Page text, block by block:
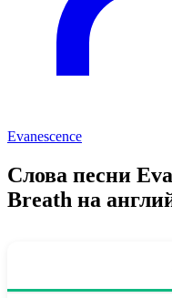
Evanescence
Слова песни
Breath на